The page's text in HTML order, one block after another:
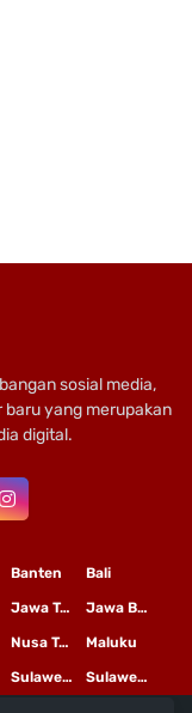
sosial media,
yang merupakan
digital.
Bali
Banten
Jawa Barat
Jawa Tengah
Maluku
Nusa Tenggara Barat
Sulawesi Tengah
Sulawesi Utara